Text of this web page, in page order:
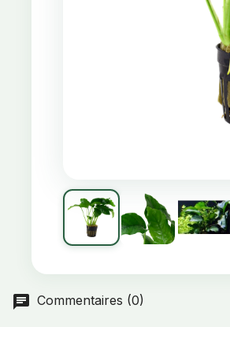
Commentaires (0)